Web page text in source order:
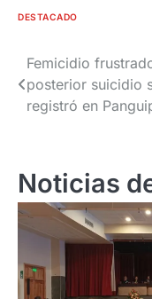
DESTACADO
Navegación
de
Femicidio
posterior suicidio
registró en
Noticias